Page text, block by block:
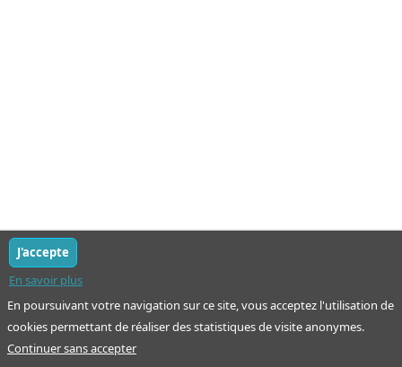
En poursuivant votre navigation sur ce site, vous acceptez l'utilisation de
cookies permettant de réaliser des statistiques de visite anonymes.
En savoir plus
J'accepte
Continuer sans accepter